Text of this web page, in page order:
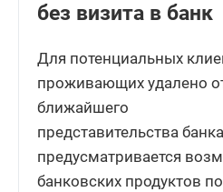
без визита в банк
Для потенциальных
проживающих удалено
ближайшего
представительства
предусматривается
банковских продуктов